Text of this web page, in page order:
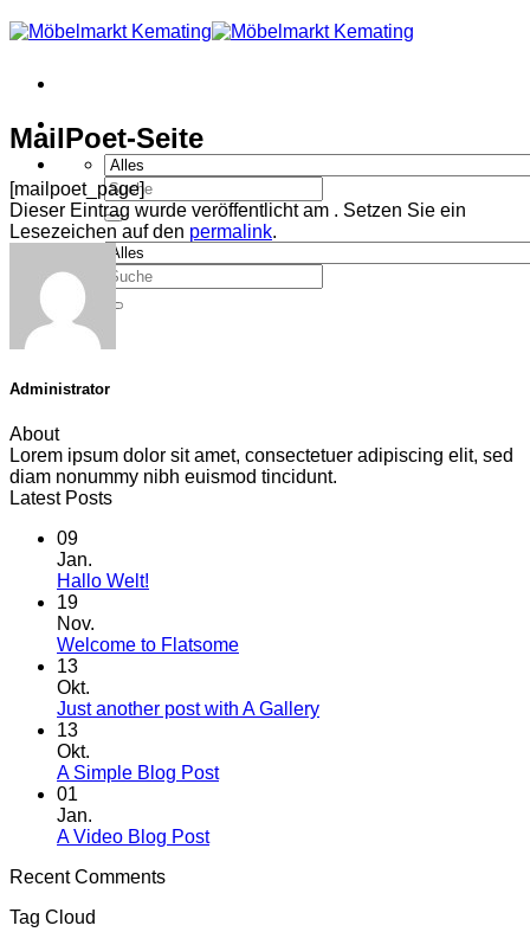
Zum
Inhalt
Suchen
nach:
Suchen
nach:
MailPoet-Seite
[mailpoet_page]
Dieser Eintrag wurde veröffentlicht am . Setzen Sie ein
Lesezeichen auf den permalink.
Administrator
About
Lorem ipsum dolor sit amet, consectetuer adipiscing elit, sed
diam nonummy nibh euismod tincidunt.
Latest Posts
09
Jan.
Hallo Welt!
Hallo
19
Nov.
Welcome to FlatsomeKeine
Welcome
13
Okt.
Just another post with A GalleryKeine
13
Okt.
A Simple Blog PostKeine
01
Jan.
A Video Blog PostKeine
Recent Comments
Tag Cloud